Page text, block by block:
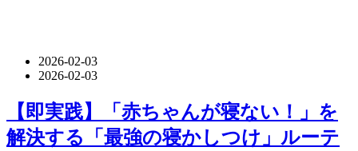
2026-02-03
2026-02-03
【即実践】「赤ちゃんが寝ない！」を
解決する「最強の寝かしつけ」ルーテ